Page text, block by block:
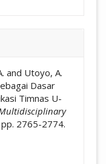
and Utoyo, A.
Dasar
Timnas U-
2765-2774.